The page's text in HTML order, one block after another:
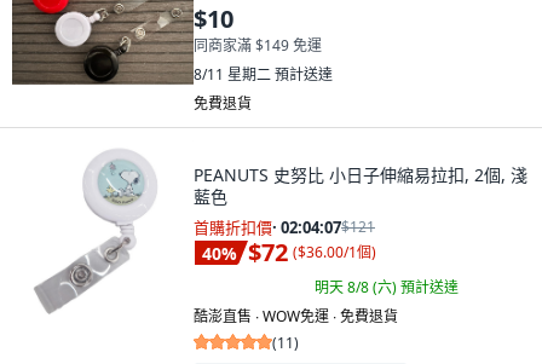
$10
同商家滿 $149 免運
8/11 星期二預計送達
免費退貨
PEANUTS 史努比 小日子伸縮易拉扣, 2個, 淺
藍色
首購折扣價· 02:04:05$121
40% $72 ($36.00/1個)
明天 8/8 (六)預計送達
酷澎直售 ∙ WOW免運 ∙ 免費退貨
(11)